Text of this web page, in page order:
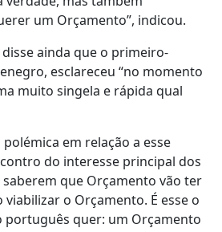
um Orçamento”, indicou.
ainda que o primeiro-
esclareceu “no momento
muito singela e rápida qual
polémica em relação a esse
do interesse principal dos
que Orçamento vão ter
viabilizar o Orçamento. É esse o
português quer: um Orçamento